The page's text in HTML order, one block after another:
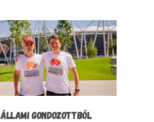
ÁLLAMI GONDOZOTTBÓL